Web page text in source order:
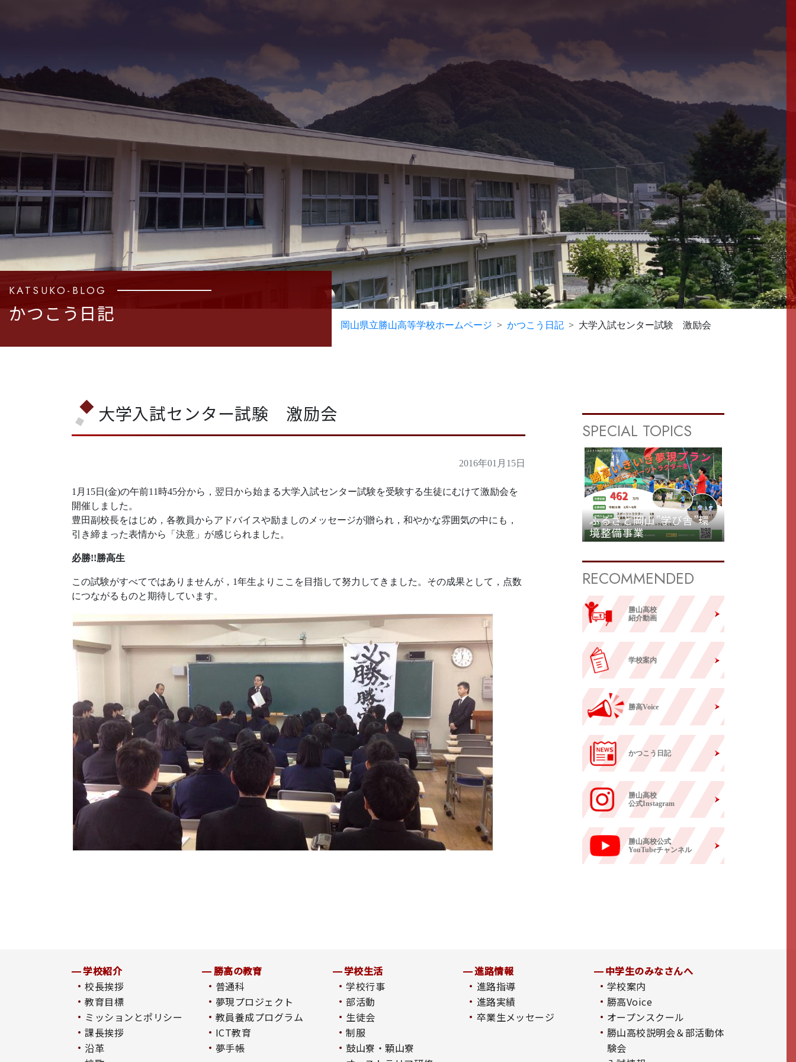
岡山県立勝山高等学校ホームページ かつこう日記 大学入試センター試験 激励会
KATSUKO-BLOG
かつこう日記
大学入試センター試験 激励会
2016年01月15日
1月15日(金)の午前11時45分から，翌日から始まる大学入試センター試験を受験する生徒にむけて激励会を
開催しました。
豊田副校長をはじめ，各教員からアドバイスや励ましのメッセージが贈られ，和やかな雰囲気の中にも，
引き締まった表情から「決意」が感じられました。
必勝!!勝高生
この試験がすべてではありませんが，1年生よりここを目指して努力してきました。その成果として，点数
につながるものと期待しています。
SPECIAL TOPICS
ふるさと岡山”学び舎”環
境整備事業
RECOMMENDED
勝山高校
紹介動画
学校案内
勝高Voice
かつこう日記
勝山高校
公式Instagram
勝山高校公式
YouTubeチャンネル
学校紹介
校長挨拶
教育目標
ミッションとポリシー
課長挨拶
沿革
勝高の教育
普通科
夢現プロジェクト
教員養成プログラム
ICT教育
夢手帳
学校生活
学校行事
部活動
生徒会
制服
鼓山寮・顆山寮
進路情報
進路指導
進路実績
卒業生メッセージ
中学生のみなさんへ
学校案内
勝高Voice
オープンスクール
勝山高校説明会＆部活動体
験会